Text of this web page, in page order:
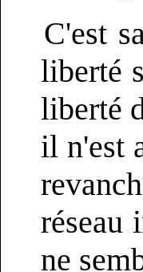
C'est
liberté
liberté
il n'est
réseau
ne